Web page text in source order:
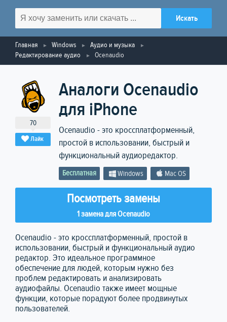
Главная Windows
Аудио и музыка
Редактирование аудио
Ocenaudio
70
Лайк
Аналоги Ocenaudio
для iPhone
Ocenaudio - это кроссплатформенный,
простой в использовании, быстрый и
функциональный аудиоредактор.
Бесплатная Windows Mac OS
Посмотреть замены
1 замена для Ocenaudio
Ocenaudio - это кроссплатформенный, простой в
использовании, быстрый и функциональный аудио
редактор. Это идеальное программное
обеспечение для людей, которым нужно без
проблем редактировать и анализировать
аудиофайлы. Ocenaudio также имеет мощные
функции, которые порадуют более продвинутых
пользователей.